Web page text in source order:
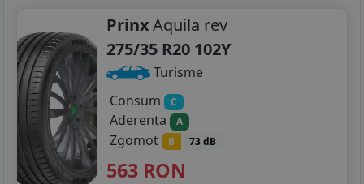
PrinxAquila rev
275/35 R20 102Y
Turisme
Consum
C
Aderenta A
Zgomot B 73 dB
563 RON